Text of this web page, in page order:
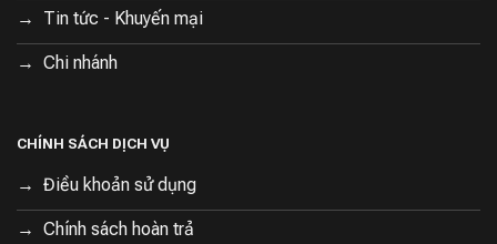
Tin tức - Khuyến mại
Chi nhánh
CHÍNH SÁCH DỊCH VỤ
Điều khoản sử dụng
Chính sách hoàn trả